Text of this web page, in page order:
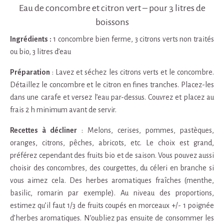
Eau de concombre et citron vert – pour 3 litres de
boissons
Ingrédients : 1 concombre bien ferme, 3 citrons verts non traités
ou bio, 3 litres d’eau
Préparation : Lavez et séchez les citrons verts et le concombre.
Détaillez le concombre et le citron en fines tranches. Placez-les
dans une carafe et versez l’eau par-dessus. Couvrez et placez au
frais 2 h minimum avant de servir.
Recettes à décliner : Melons, cerises, pommes, pastèques,
oranges, citrons, pêches, abricots, etc. Le choix est grand,
préférez cependant des fruits bio et de saison. Vous pouvez aussi
choisir des concombres, des courgettes, du céleri en branche si
vous aimez cela. Des herbes aromatiques fraîches (menthe,
basilic, romarin par exemple). Au niveau des proportions,
estimez qu’il faut 1/3 de fruits coupés en morceaux +/- 1 poignée
d’herbes aromatiques. N’oubliez pas ensuite de consommer les